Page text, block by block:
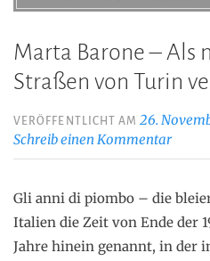
Marta Barone – Als
Straßen von Turin
VERÖFFENTLICHT AM26.
Schreib einen Kommentar
Gli anni di piombo – die
Italien die Zeit von Ende der
Jahre hinein genannt, in der